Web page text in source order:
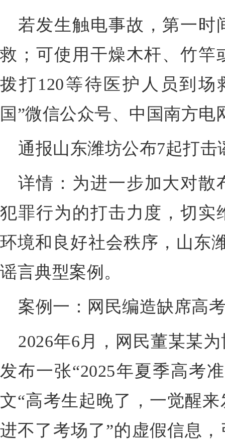
若发生触电事故，第一时
救；可使用干燥木杆、竹竿
拨打120等待医护人员到
国”微信公众号、中国南方电
通报山东潍坊公布7起打击
详情：为进一步加大对散
犯罪行为的打击力度，切实
环境和良好社会秩序，山东
谣言典型案例。
案例一：网民编造缺席高
2026年6月，网民董某某
发布一张“2025年夏季高考
文“高考生起晚了，一觉醒
进不了考场了”的虚假信息